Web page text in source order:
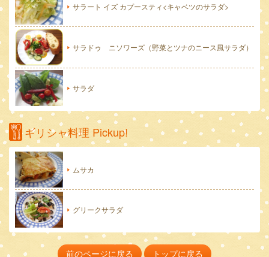
サラート イズ カプースティ<キャベツのサラダ>
サラドゥ ニソワーズ（野菜とツナのニース風サラダ）
サラダ
ギリシャ料理 Pickup!
ムサカ
グリークサラダ
前のページに戻る トップに戻る